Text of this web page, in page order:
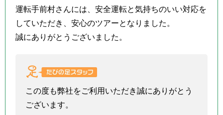
運転手前村さんには、安全運転と気持ちのいい対応を
していただき、安心のツアーとなりました。
誠にありがとうございました。
この度も弊社をご利用いただき誠にありがとう
ございます。